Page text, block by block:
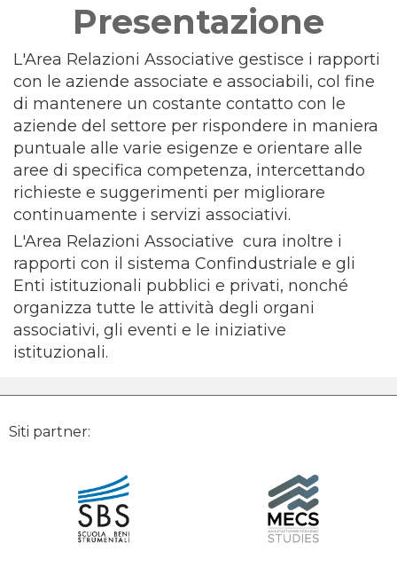
Presentazione
L'Area Relazioni Associative gestisce i rapporti
con le aziende associate e associabili, col fine
di mantenere un costante contatto con le
aziende del settore per rispondere in maniera
puntuale alle varie esigenze e orientare alle
aree di specifica competenza, intercettando
richieste e suggerimenti per migliorare
continuamente i servizi associativi.
L'Area Relazioni Associative cura inoltre i
rapporti con il sistema Confindustriale e gli
Enti istituzionali pubblici e privati, nonché
organizza tutte le attività degli organi
associativi, gli eventi e le iniziative
istituzionali.
Siti partner: